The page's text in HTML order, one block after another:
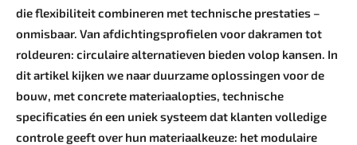
die flexibiliteit combineren met technische prestaties –
onmisbaar. Van afdichtingsprofielen voor dakramen tot
roldeuren: circulaire alternatieven bieden volop kansen. In
dit artikel kijken we naar duurzame ­oplossingen voor de
bouw, met concrete materiaalopties, technische
specificaties én een uniek systeem dat ­klanten volledige
controle geeft over hun materiaalkeuze: het modulaire